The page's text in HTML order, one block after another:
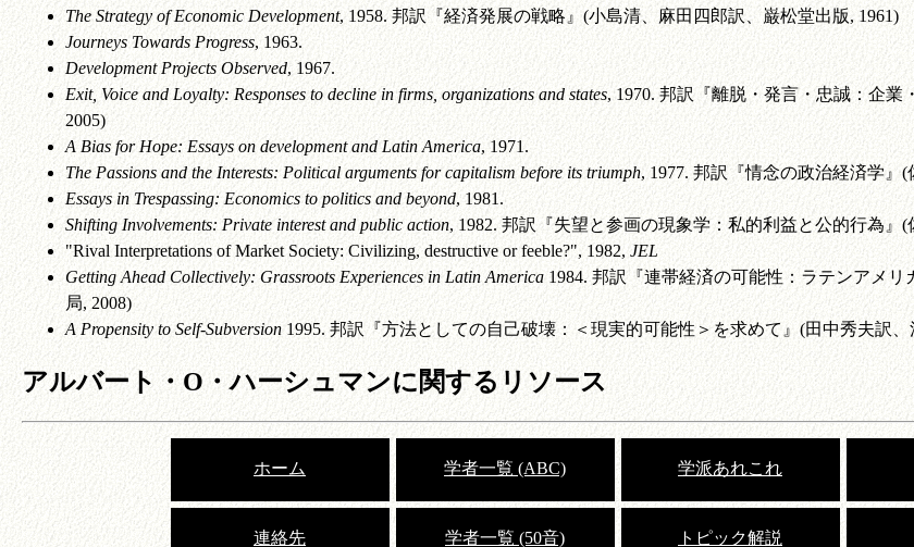
The Strategy of Economic Development, 1958. 邦訳『経済発展の戦略』(小島清、麻田四郎訳、巌松堂出版, 1961)
Journeys Towards Progress, 1963.
Development Projects Observed, 1967.
Exit, Voice and Loyalty: Responses to decline in firms, organizations and states, 1970. 邦訳『離脱・発言・忠誠：企
2005)
A Bias for Hope: Essays on development and Latin America, 1971.
The Passions and the Interests: Political arguments for capitalism before its triumph, 1977. 邦訳『情念の政治経済学』
Essays in Trespassing: Economics to politics and beyond, 1981.
Shifting Involvements: Private interest and public action, 1982. 邦訳『失望と参画の現象学：私的利益と公的行為』
"Rival Interpretations of Market Society: Civilizing, destructive or feeble?", 1982,JEL
Getting Ahead Collectively: Grassroots Experiences in Latin America1984. 邦訳『連帯経済の可能性：ラテンアメ
局, 2008)
A Propensity to Self-Subversion 1995. 邦訳『方法としての自己破壊：＜現実的可能性＞を求めて』(田中秀夫訳、
アルバート・O・ハーシュマンに関するリソース
ホーム 学者一覧 (ABC) 学派あれこれ
連絡先 学者一覧 (50音) トピック解説